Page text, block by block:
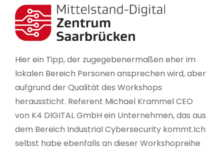
in
Deutschland
Hier ein Tipp, der zugegebenermaßen eher im
lokalen Bereich Personen ansprechen wird, aber
aufgrund der Qualität des Workshops
heraussticht. Referent Michael Krammel CEO
von K4 DIGITAL GmbH ein Unternehmen, das aus
dem Bereich Industrial Cybersecurity kommt.Ich
selbst habe ebenfalls an dieser Workshopreihe